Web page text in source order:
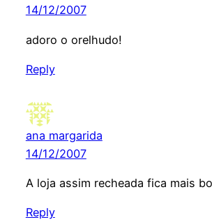
14/12/2007
adoro o orelhudo!
Reply
ana margarida
14/12/2007
A loja assim recheada fica mais
Reply